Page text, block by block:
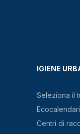
IGIENE
Seleziona il
Ecocalendari
Centri di